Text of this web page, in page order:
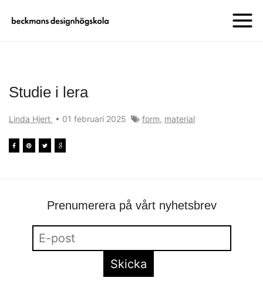
Studie i lera
Linda Hjert • 01 februari 2025 form, material
Prenumerera på vårt nyhetsbrev